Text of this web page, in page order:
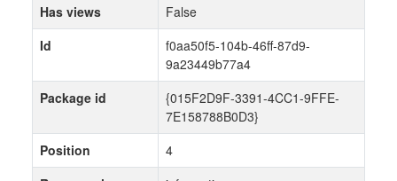
Has views
False
Id
f0aa50f5-104b-46ff-87d9-
9a23449b77a4
Package id
{015F2D9F-3391-4CC1-9FFE-
7E158788B0D3}
Position
4